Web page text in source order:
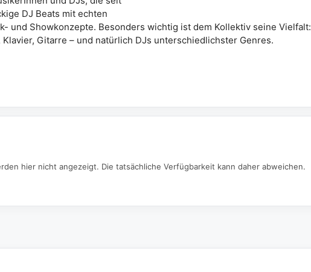
DJ Beats mit echten
und Showkonzepte. Besonders wichtig ist dem Kollektiv seine Vielfalt:
Gitarre – und natürlich DJs unterschiedlichster Genres.
hier nicht angezeigt. Die tatsächliche Verfügbarkeit kann daher abweichen.